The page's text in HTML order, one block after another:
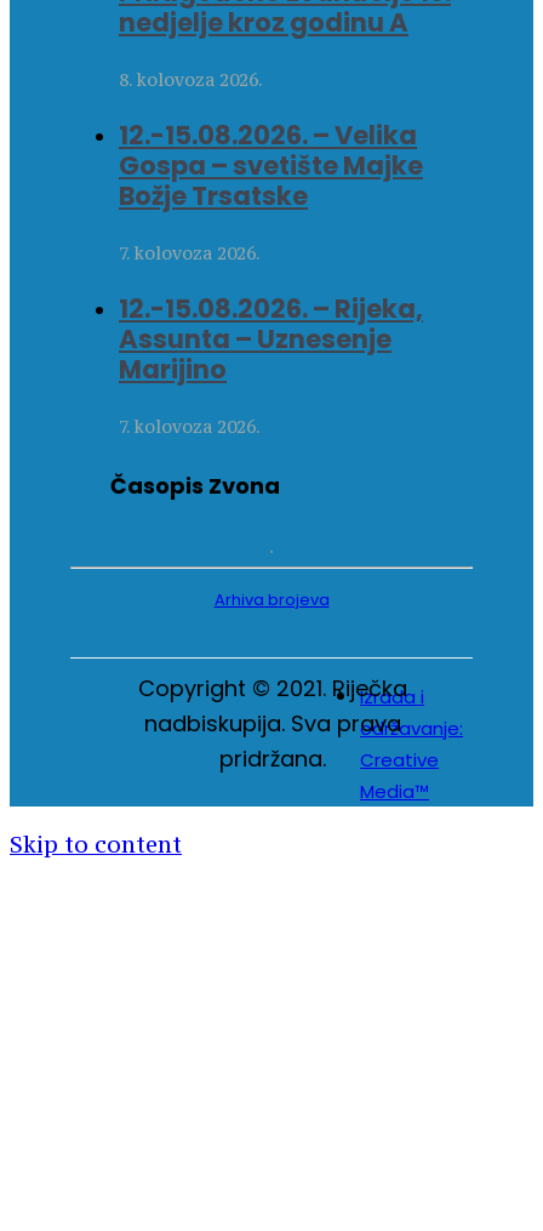
nedjelje kroz godinu A
8. kolovoza 2026.
12.-15.08.2026. – Velika
Gospa – svetište Majke
Božje Trsatske
7. kolovoza 2026.
12.-15.08.2026. – Rijeka,
Assunta – Uznesenje
Marijino
7. kolovoza 2026.
Časopis Zvona
Arhiva brojeva
Copyright © 2021. Riječka
nadbiskupija. Sva prava
pridržana.
Izrada i
održavanje:
Creative
Media™
Skip to content